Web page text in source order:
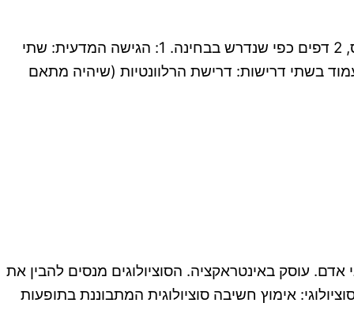
דף נוסחאות מקיף ומלא הכולל סקירה של מושגי המפתח ביחידות הלימוד, מוכן להדפסה, לפי 7 פרקי הלימוד בקורס, 2 דפים כפי שנדרש בבחינה. 1: הגישה המדעית: שתי
בשתי דרישות: דרישת הרלוונטיות (שיהיה מתאם
אדם. עוסק באינטראקציה. הסוציולוגים מנסים להבין את
אימוץ חשיבה סוציולוגית המתבוננת בתופעות